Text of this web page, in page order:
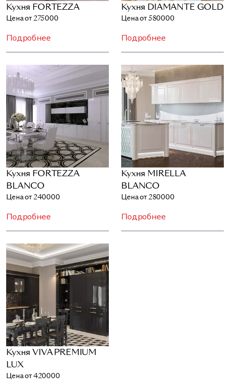
Кухня FORTEZZA
Цена от 275000
Подробнее
Кухня DIAMANTE GOLD
Цена от 580000
Подробнее
Кухня FORTEZZA
BLANCO
Цена от 240000
Подробнее
Кухня MIRELLA
BLANCO
Цена от 280000
Подробнее
Кухня VIVA PREMIUM
LUX
Цена от 420000